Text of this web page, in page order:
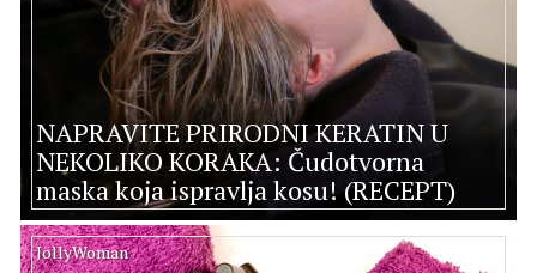
NAPRAVITE PRIRODNI KERATIN U
NEKOLIKO KORAKA: Čudotvorna
maska koja ispravlja kosu! (RECEPT)
JollyWoman